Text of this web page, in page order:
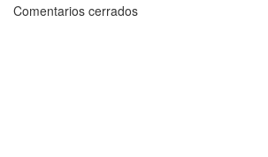
Comentarios cerrados